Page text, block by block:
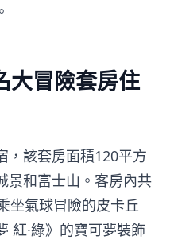
大冒險套房住
，該套房面積120平方
景和富士山。客房內共
氣球冒險的皮卡丘
·綠》的寶可夢裝飾